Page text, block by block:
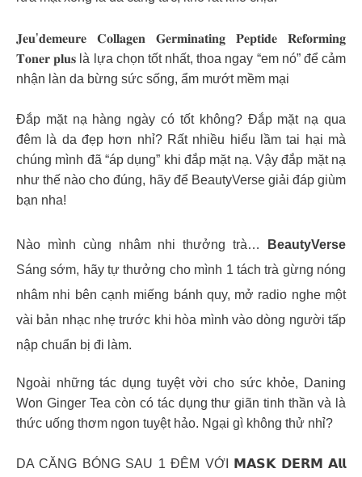
𝐉𝐞𝐮’𝐝𝐞𝐦𝐞𝐮𝐫𝐞 𝐂𝐨𝐥𝐥𝐚𝐠𝐞𝐧 𝐆𝐞𝐫𝐦𝐢𝐧𝐚𝐭𝐢𝐧𝐠 𝐏𝐞𝐩𝐭𝐢𝐝𝐞 𝐑𝐞𝐟𝐨𝐫𝐦𝐢𝐧𝐠
𝐓𝐨𝐧𝐞𝐫 𝐩𝐥𝐮𝐬 là lựa chọn tốt nhất, thoa ngay “em nó” để cảm
nhận làn da bừng sức sống, ẩm mướt mềm mại
Đắp mặt nạ hàng ngày có tốt không? Đắp mặt nạ qua
đêm là da đẹp hơn nhỉ? Rất nhiều hiểu lầm tai hại mà
chúng mình đã “áp dụng” khi đắp mặt nạ. Vậy đắp mặt nạ
như thế nào cho đúng, hãy để BeautyVerse giải đáp giùm
bạn nha!
Nào mình cùng nhâm nhi thưởng trà…
BeautyVerse
Sáng sớm, hãy tự thưởng cho mình 1 tách trà gừng nóng
nhâm nhi bên cạnh miếng bánh quy, mở radio nghe một
vài bản nhạc nhẹ trước khi hòa mình vào dòng người tấp
nập chuẩn bị đi làm.
Ngoài những tác dụng tuyệt vời cho sức khỏe, Daning
Won Ginger Tea còn có tác dụng thư giãn tinh thần và là
thức uống thơm ngon tuyệt hảo. Ngại gì không thử nhỉ?
DA CĂNG BÓNG SAU 1 ĐÊM VỚI 𝗠𝗔𝗦𝗞 𝗗𝗘𝗥𝗠 𝗔𝗹𝗹